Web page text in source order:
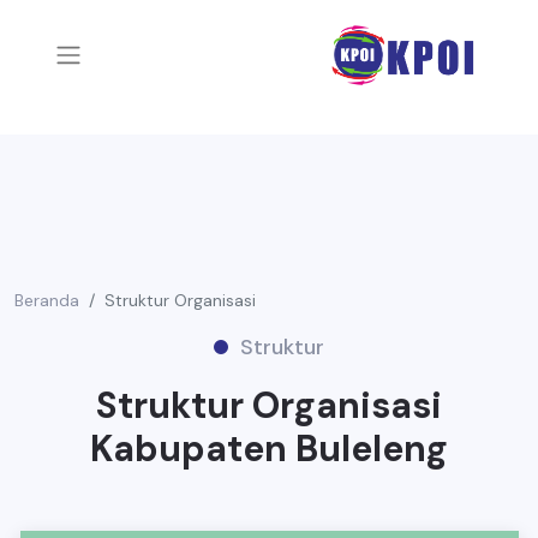
Beranda Struktur Organisasi
Struktur
Struktur Organisasi
Kabupaten Buleleng